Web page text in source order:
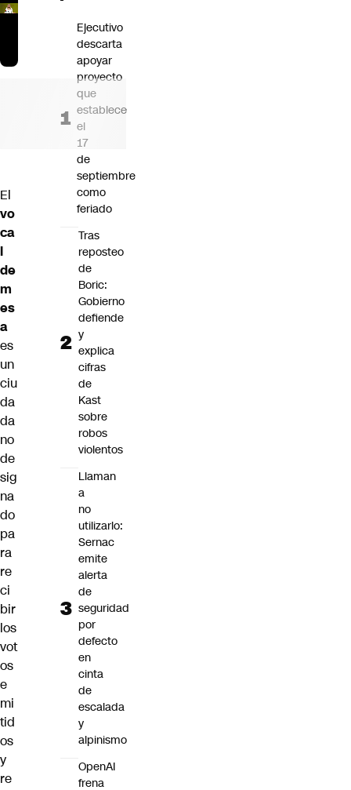
El
vo
ca
l
de
m
es
a
es
un
ciu
da
da
no
de
sig
na
do
pa
ra
re
ci
bir
los
vot
os
e
mi
tid
os
y
re
Ejecutivo
descarta
apoyar
proyecto
que
establece
el
17
de
septiembre
como
feriado
Tras
reposteo
de
Boric:
Gobierno
defiende
y
explica
cifras
de
Kast
sobre
robos
violentos
Llaman
a
no
utilizarlo:
Sernac
emite
alerta
de
seguridad
por
defecto
en
cinta
de
escalada
y
alpinismo
OpenAI
frena